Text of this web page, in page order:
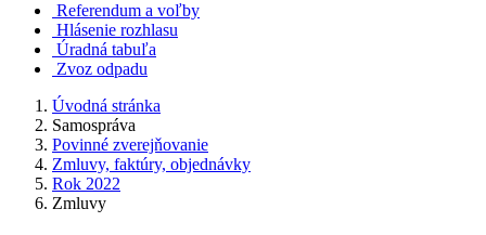
Referendum a voľby
Hlásenie rozhlasu
Úradná tabuľa
Zvoz odpadu
Úvodná stránka
Samospráva
Povinné zverejňovanie
Zmluvy, faktúry, objednávky
Rok 2022
Zmluvy